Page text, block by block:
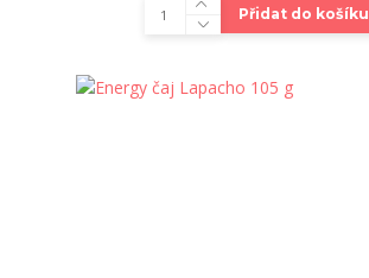
Přidat do košíku